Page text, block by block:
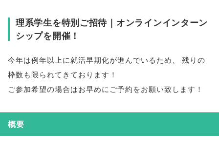
理系学生を特別ご招待｜オンラインインターン
シップを開催！
今年は例年以上に就活早期化が進んでいるため、
残りの
枠数も限られてきております！
ご参加希望の場合はお早めにご予約をお願い致します！
概要